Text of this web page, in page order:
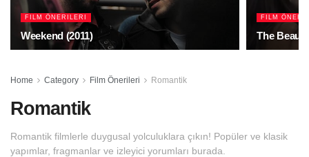
FILM ÖNERILERI
Weekend (2011)
FILM
The
Home Category Film Önerileri Romantik
Romantik
Romantik filmlerle duygusal yolculuklara çıkın! Popüler ve klasik
yapımlar, fragmanlar ve izleyici yorumları burada.